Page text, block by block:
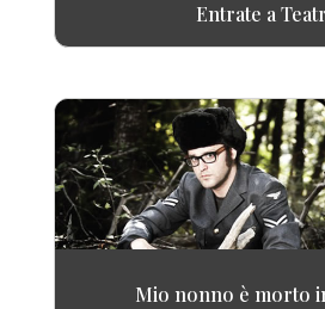
Entrate a
Mio nonno è morto